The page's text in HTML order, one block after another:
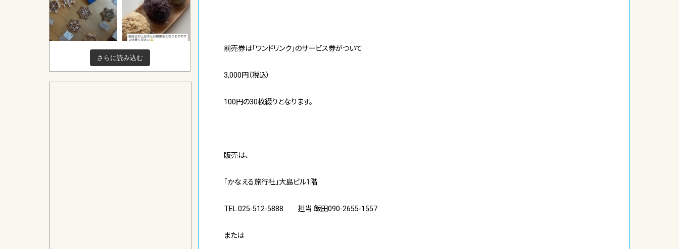
さらに読み込む
前売券は「ワンドリンク」のサービス券がついて
3,000円（税込）
100円の30枚綴りとなります。
販売は、
「かなえる旅行社」大島ビル1階
TEL.025-512-5888 担当 飯田090-2655-1557
または